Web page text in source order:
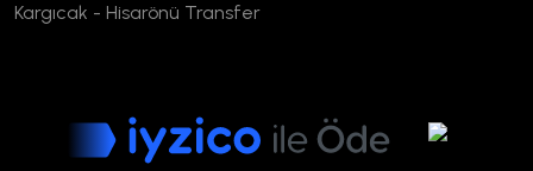
Kargıcak - Hisarönü Transfer